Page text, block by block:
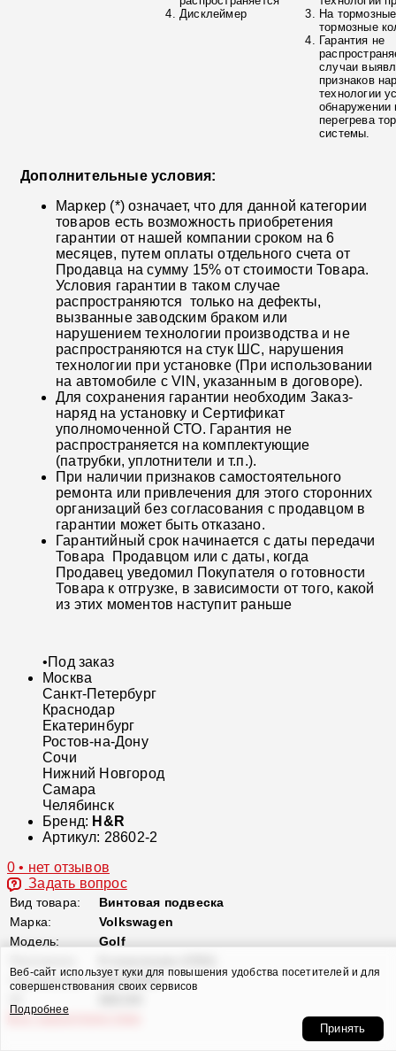
Дисклеймер
На
тормозные
Гарантия не
случаи
признаков
технологии
обнаружении
перегрева
системы.
Дополнительные условия:
Маркер (*) означает, что для данной категории
товаров есть возможность приобретения
гарантии от нашей компании сроком на 6
месяцев, путем оплаты отдельного счета от
Продавца на сумму 15% от стоимости Товара.
Условия гарантии в таком случае
распространяются только на дефекты,
вызванные заводским браком или
нарушением технологии производства и не
распространяются на стук ШС, нарушения
технологии при установке (При использовании
на автомобиле с VIN, указанным в договоре).
Для сохранения гарантии необходим Заказ-
наряд на установку и Сертификат
уполномоченной СТО. Гарантия не
распространяется на комплектующие
(патрубки, уплотнители и т.п.).
При наличии признаков самостоятельного
ремонта или привлечения для этого сторонних
организаций без согласования с продавцом в
гарантии может быть отказано.
Гарантийный срок начинается с даты передачи
Товара Продавцом или с даты, когда
Продавец уведомил Покупателя о готовности
Товара к отгрузке, в зависимости от того, какой
из этих моментов наступит раньше
•Под заказ
Москва
Санкт-Петербург
Краснодар
Екатеринбург
Ростов-на-Дону
Сочи
Нижний Новгород
Самара
Челябинск
Бренд: H&R
Артикул: 28602-2
0 • нет отзывов
Задать вопрос
Вид товара:
Винтовая подвеска
Марка:
Volkswagen
Модель:
Golf
Год выпуска:
2019-2025
Все характеристики
Веб-сайт использует куки для повышения удобства посетителей и для
совершенствования своих сервисов
Подробнее
Принять